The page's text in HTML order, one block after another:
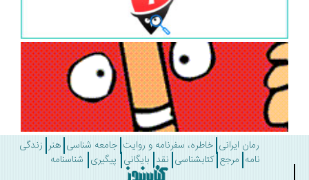
رمان ایرانی خاطره، سفرنامه و روایت جامعه شناسی هنر زندگی
مرجع کتابشناسی نقد بایگانی پیگیری شناسنامه